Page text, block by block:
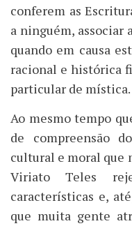
conferem as
a ninguém, associar
quando em causa
racional e histórica
particular de mística.
Ao mesmo tempo
de compreensão
cultural e moral que
Viriato Teles
características e,
que muita gente